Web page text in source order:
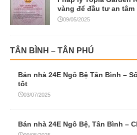
vàng để đầu tư an tâm
09/05/2025
TÂN BÌNH – TÂN PHÚ
Bán nhà 24E Ngô Bệ Tân Bình –
tốt
03/07/2025
Bán nhà 24E Ngô Bệ, Tân Bình –